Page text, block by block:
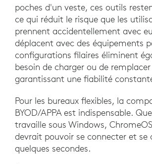
poches d'un veste, ces outils
ce qui réduit le risque que les
prennent accidentellement avec
déplacent avec des équipements
configurations filaires éliminent
besoin de charger ou de remplacer
garantissant une fiabilité
Pour les bureaux flexibles, la
BYOD/APPA est indispensable.
travaille sous Windows,
devrait pouvoir se connecter et se
quelques secondes.